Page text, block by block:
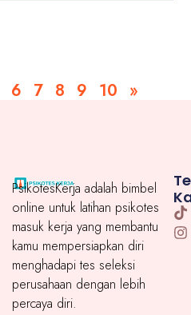
6 7 8 9 10 »
PsikotesKerja adalah bimbel
online untuk latihan psikotes
masuk kerja yang membantu
kamu mempersiapkan diri
menghadapi tes seleksi
perusahaan dengan lebih
percaya diri.